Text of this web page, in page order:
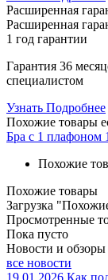
Расширенная
Расширенная
1 год гарантии
Гарантия 36
специалистом
Узнать Подробнее
Похожие товары
Бра с 1 плафоном
Похожие
Похожие товары
Загрузка
Просмотренные
Пока пусто
Новости и обзоры
все новости
19.01.2026 Как